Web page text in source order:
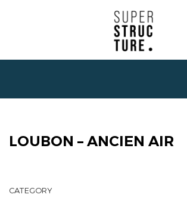
LOUBON – ANCIEN AIR
CATEGORY